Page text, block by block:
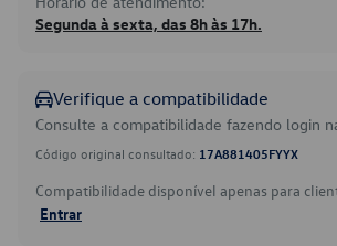
Segunda à sexta, das 8h às 17h.
Verifique a compatibilidade
Consulte a compatibilidade fazendo login
Código original consultado: 17A881405FYYX
Compatibilidade disponível apenas para
Entrar